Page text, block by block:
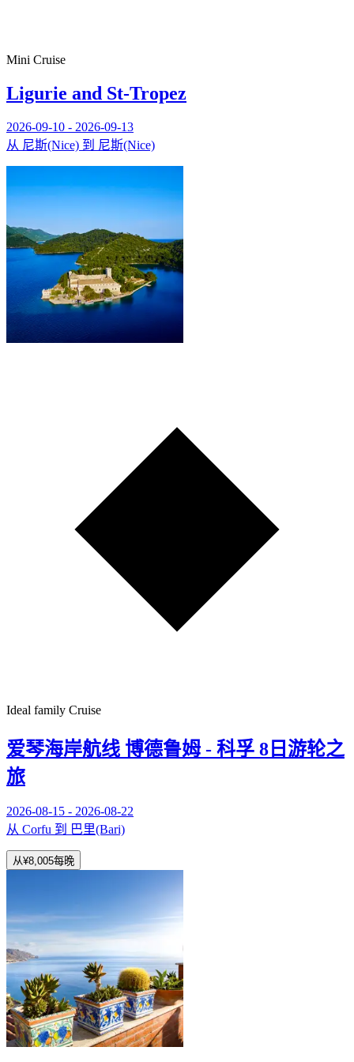
Mini Cruise
Ligurie and St-Tropez
2026-09-10 - 2026-09-13
从 尼斯(Nice) 到 尼斯(Nice)
Ideal family Cruise
爱琴海岸航线 博德鲁姆 - 科孚 8日游轮之
旅
2026-08-15 - 2026-08-22
从 Corfu 到 巴里(Bari)
从¥8,005每晚